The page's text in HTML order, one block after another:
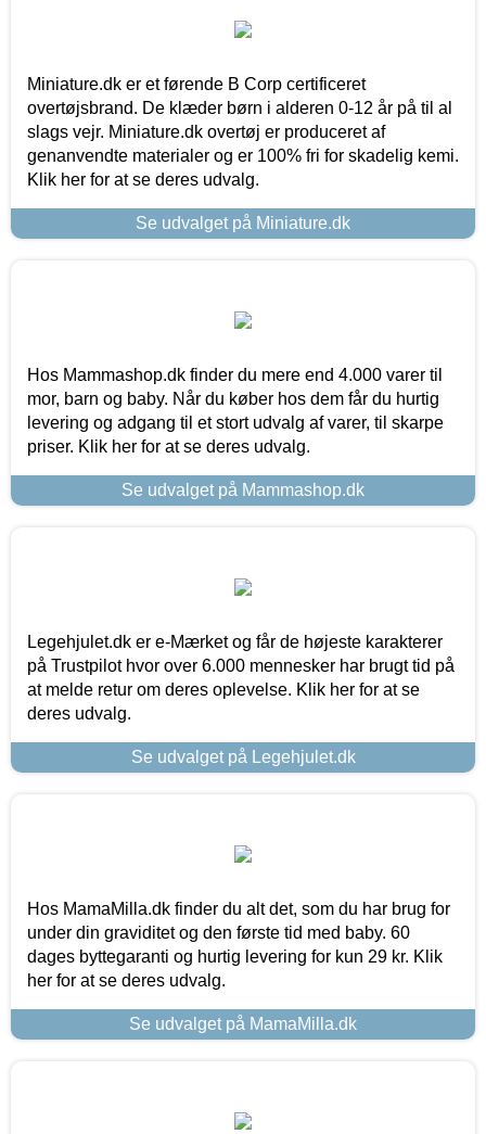
Miniature.dk er et førende B Corp certificeret
overtøjsbrand. De klæder børn i alderen 0-12 år på til al
slags vejr. Miniature.dk overtøj er produceret af
genanvendte materialer og er 100% fri for skadelig kemi.
Klik her for at se deres udvalg.
Se udvalget på Miniature.dk
Hos Mammashop.dk finder du mere end 4.000 varer til
mor, barn og baby. Når du køber hos dem får du hurtig
levering og adgang til et stort udvalg af varer, til skarpe
priser. Klik her for at se deres udvalg.
Se udvalget på Mammashop.dk
Legehjulet.dk er e-Mærket og får de højeste karakterer
på Trustpilot hvor over 6.000 mennesker har brugt tid på
at melde retur om deres oplevelse. Klik her for at se
deres udvalg.
Se udvalget på Legehjulet.dk
Hos MamaMilla.dk finder du alt det, som du har brug for
under din graviditet og den første tid med baby. 60
dages byttegaranti og hurtig levering for kun 29 kr. Klik
her for at se deres udvalg.
Se udvalget på MamaMilla.dk